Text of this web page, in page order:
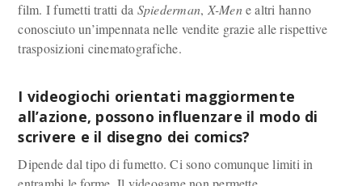
film. I fumetti tratti da Spiederman,X-Mene altri hanno
conosciuto un’impennata nelle vendite grazie alle rispettive
trasposizioni cinematografiche.
I videogiochi orientati maggiormente
all’azione, possono influenzare il modo di
scrivere e il disegno dei comics?
Dipende dal tipo di fumetto. Ci sono comunque limiti in